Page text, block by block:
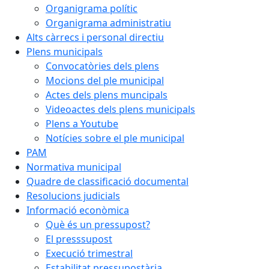
Organigrama polític
Organigrama administratiu
Alts càrrecs i personal directiu
Plens municipals
Convocatòries dels plens
Mocions del ple municipal
Actes dels plens muncipals
Videoactes dels plens municipals
Plens a Youtube
Notícies sobre el ple municipal
PAM
Normativa municipal
Quadre de classificació documental
Resolucions judicials
Informació econòmica
Què és un pressupost?
El presssupost
Execució trimestral